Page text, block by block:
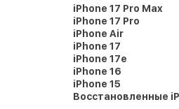
iPhone 17 Pro Max
iPhone 17 Pro
iPhone Air
iPhone 17
iPhone 17e
iPhone 16
iPhone 15
Восстановленные